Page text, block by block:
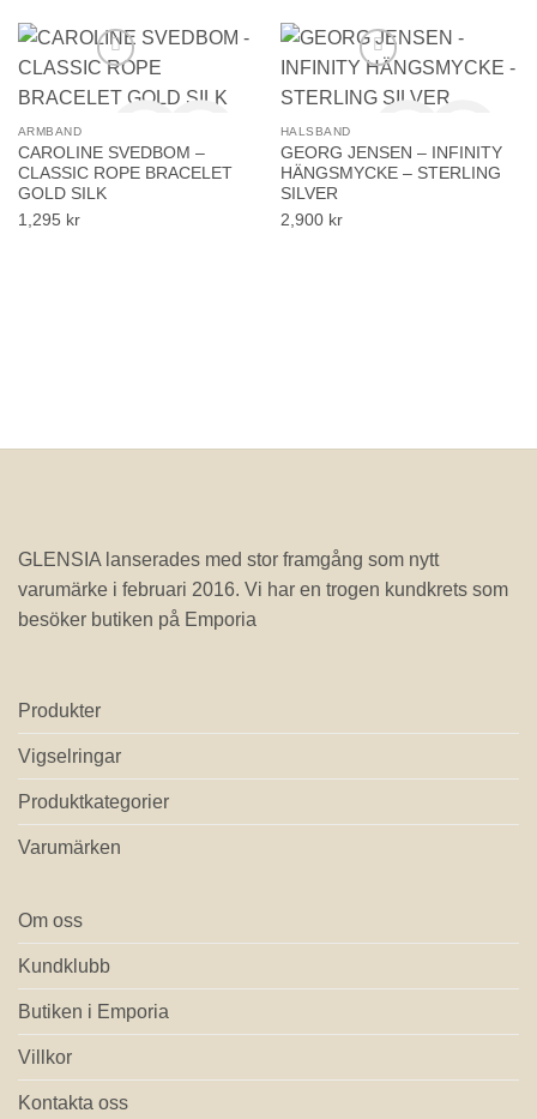
ARMBAND
CAROLINE SVEDBOM –
CLASSIC ROPE BRACELET
GOLD SILK
1,295 kr
HALSBAND
GEORG JENSEN – INFINITY
HÄNGSMYCKE – STERLING
SILVER
2,900 kr
GLENSIA lanserades med stor framgång som nytt
varumärke i februari 2016. Vi har en trogen kundkrets som
besöker butiken på Emporia
Produkter
Vigselringar
Produktkategorier
Varumärken
Om oss
Kundklubb
Butiken i Emporia
Villkor
Kontakta oss